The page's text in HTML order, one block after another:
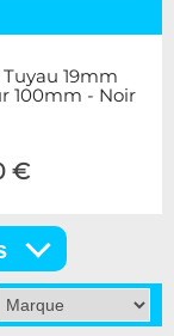
19mm
100mm - Noir
€